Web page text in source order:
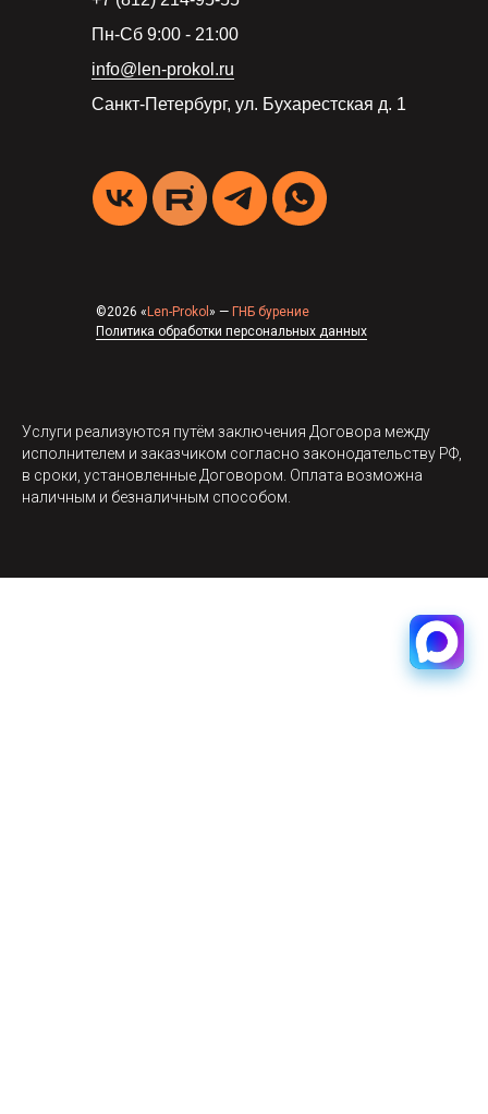
Пн-Сб 9:00 - 21:00
info@len-prokol.ru
Санкт-Петербург, ул. Бухарестская д. 1
©2026 « Len-Prokol » — ГНБ бурение
Политика обработки персональных данных
Услуги реализуются путём заключения Договора между
исполнителем и заказчиком согласно законодательству РФ,
в сроки, установленные Договором. Оплата возможна
наличным и безналичным способом.